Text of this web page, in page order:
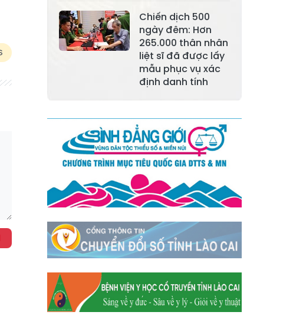
Xã Hợp Thành
Xã Xuân
Quang
Xã Bảo Thắng
Xã Tằng Loỏng
Xã Gia Phú
Xã Y Tý
Xã A Mú Sung
Xã Trịnh Tường
Xã Nậm Chày
Xã Bản Xèo
Xã Võ Lao
Xã Khánh Yên
Xã Văn Bàn
Xã Dương Quỳ
Xã Chiềng Ken
Xã Minh Lương
Xã Nghĩa Đô
Xã Thượng Hà
Xã Xuân Hòa
Xã Phúc Khánh
Chiến dịch 500
ngày đêm: Hơn
265.000 thân nhân
liệt sĩ đã được lấy
mẫu phục vụ xác
định danh tính